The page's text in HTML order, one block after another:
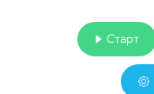
Старт